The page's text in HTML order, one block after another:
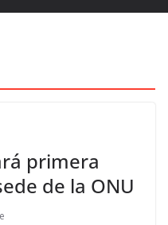
primera
de la ONU